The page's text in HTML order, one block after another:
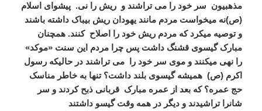
مذهبیون سر خود را می تراشند و ریش را نی. پیشوای اسلام
(ص)نه میخواست مردم مانند یهودان ریش بیباک داشته باشند
و توصیه میکرد که مردم ریش خود را اصلاح کنند. همچنان
مبارک گیسوی قشنگ داشت پس چرا مردم این سنت «موکد»
را نهی میکنند و موی سر خود را
می تراشند در حالیکه رسول
اکرم (ص) همیشه گیسوی بلند داشت؟ تنها به خاطر مناسک
حج عمره؟ که بعد از عمره مبارک قربانی ذبح کردند و سر
شانرا تراشیدند و دیگر در همه وقت گیسو داشتند